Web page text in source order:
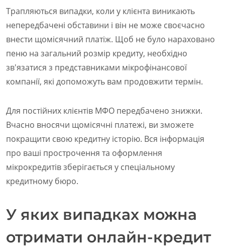
Трапляються випадки, коли у клієнта виникають
непередбачені обставини і він не може своєчасно
внести щомісячний платіж. Щоб не було нараховано
пеню на загальний розмір кредиту, необхідно
зв'язатися з представниками мікрофінансової
компанії, які допоможуть вам продовжити термін.
Для постійних клієнтів МФО передбачено знижки.
Вчасно вносячи щомісячні платежі, ви зможете
покращити свою кредитну історію. Вся інформація
про ваші прострочення та оформлення
мікрокредитів зберігається у спеціальному
кредитному бюро.
У яких випадках можна
отримати онлайн-кредит